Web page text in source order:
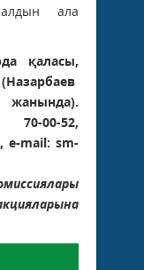
ала
қаласы,
70-00-52,
e-mail: sm-